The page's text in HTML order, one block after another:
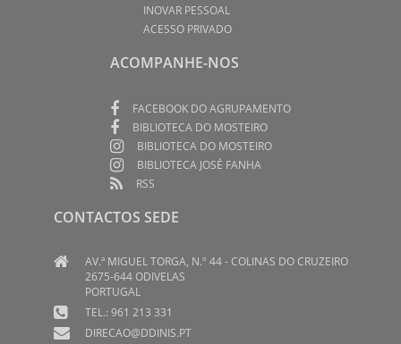
INOVAR PESSOAL
ACESSO PRIVADO
ACOMPANHE-NOS
FACEBOOK DO AGRUPAMENTO
BIBLIOTECA DO MOSTEIRO
BIBLIOTECA DO MOSTEIRO
BIBLIOTECA JOSÉ FANHA
RSS
CONTACTOS SEDE
AV.ª MIGUEL TORGA, N.º 44 - COLINAS DO CRUZEIRO
2675-644 ODIVELAS
PORTUGAL
TEL.: 961 213 331
DIRECAO@DDINIS.PT